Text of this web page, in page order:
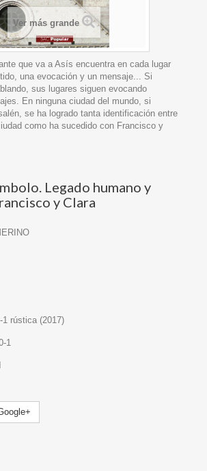
Ver más grande
que va a Asís encuentra en cada lugar
una evocación y un mensaje... Si
sus lugares siguen evocando
En ninguna ciudad del mundo, si
se ha logrado tanta identificación entre
como ha sucedido con Francisco y
Legado humano y
y Clara
-1 rústica (2017)
1